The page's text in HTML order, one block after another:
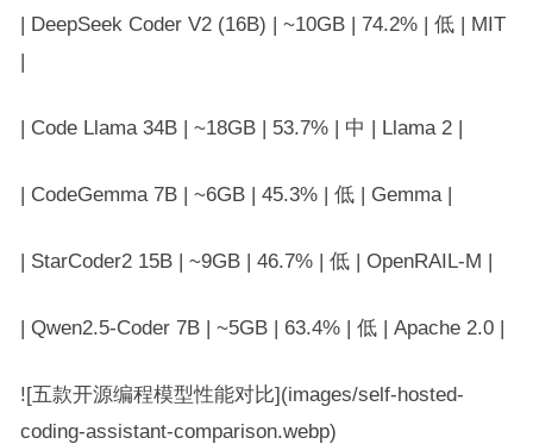
| DeepSeek Coder V2 (16B) | ~10GB | 74.2% | 低 | MIT
|
| Code Llama 34B | ~18GB | 53.7% | 中 | Llama 2 |
| CodeGemma 7B | ~6GB | 45.3% | 低 | Gemma |
| StarCoder2 15B | ~9GB | 46.7% | 低 | OpenRAIL-M |
| Qwen2.5-Coder 7B | ~5GB | 63.4% | 低 | Apache 2.0 |
![五款开源编程模型性能对比](images/self-hosted-
coding-assistant-comparison.webp)